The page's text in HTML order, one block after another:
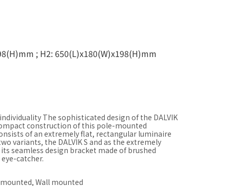
; H2: 650(L)x180(W)x198(H)mm
The sophisticated design of the DALVIK
construction of this pole-mounted
of an extremely flat, rectangular luminaire
variants, the DALVIK S and as the extremely
its seamless design bracket made of brushed
catcher.
Wall mounted